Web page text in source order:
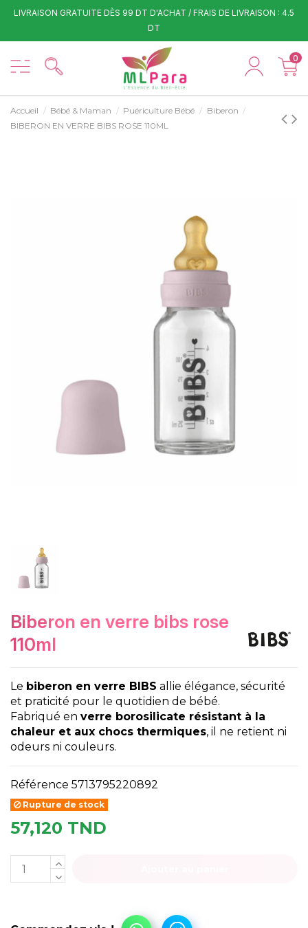
LIVRAISON GRATUITE DÈS 99 DT D'ACHAT / FRAIS DE LIVRAISON : 4.5
DT
0
Accueil Bébé & Maman Puériculture Bébé
Biberon
BIBERON EN VERRE BIBS ROSE 110ML
biberon en verre bibs rose
110ml
Le biberon en verre BIBS allie élégance, sécurité
et praticité pour le quotidien de bébé.
Fabriqué en verre borosilicate résistant à la
chaleur et aux chocs thermiques, il ne retient ni
odeurs ni couleurs.
Référence 5713795220892
Rupture de stock
57,120 TND